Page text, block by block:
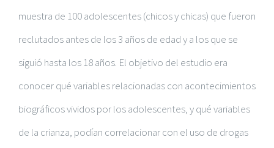
muestra de 100 adolescentes (chicos y chicas) que fueron
reclutados antes de los 3 años de edad y a los que se
siguió hasta los 18 años. El objetivo del estudio era
conocer qué variables relacionadas con acontecimientos
biográficos vividos por los adolescentes, y qué variables
de la crianza, podían correlacionar con el uso de drogas